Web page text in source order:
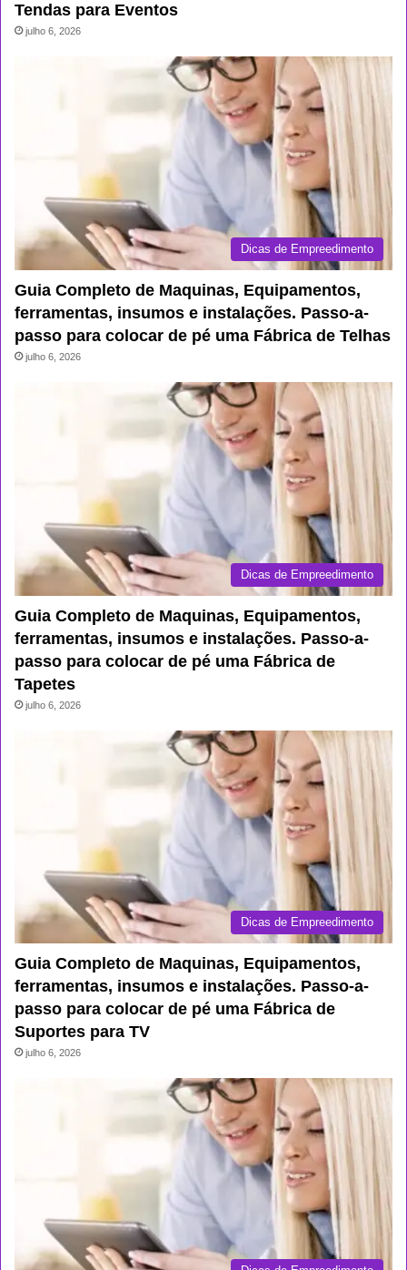
Tendas para Eventos
julho 6, 2026
Dicas de Empreedimento
Guia Completo de Maquinas, Equipamentos,
ferramentas, insumos e instalações. Passo-a-
passo para colocar de pé uma Fábrica de Telhas
julho 6, 2026
Dicas de Empreedimento
Guia Completo de Maquinas, Equipamentos,
ferramentas, insumos e instalações. Passo-a-
passo para colocar de pé uma Fábrica de
Tapetes
julho 6, 2026
Dicas de Empreedimento
Guia Completo de Maquinas, Equipamentos,
ferramentas, insumos e instalações. Passo-a-
passo para colocar de pé uma Fábrica de
Suportes para TV
julho 6, 2026